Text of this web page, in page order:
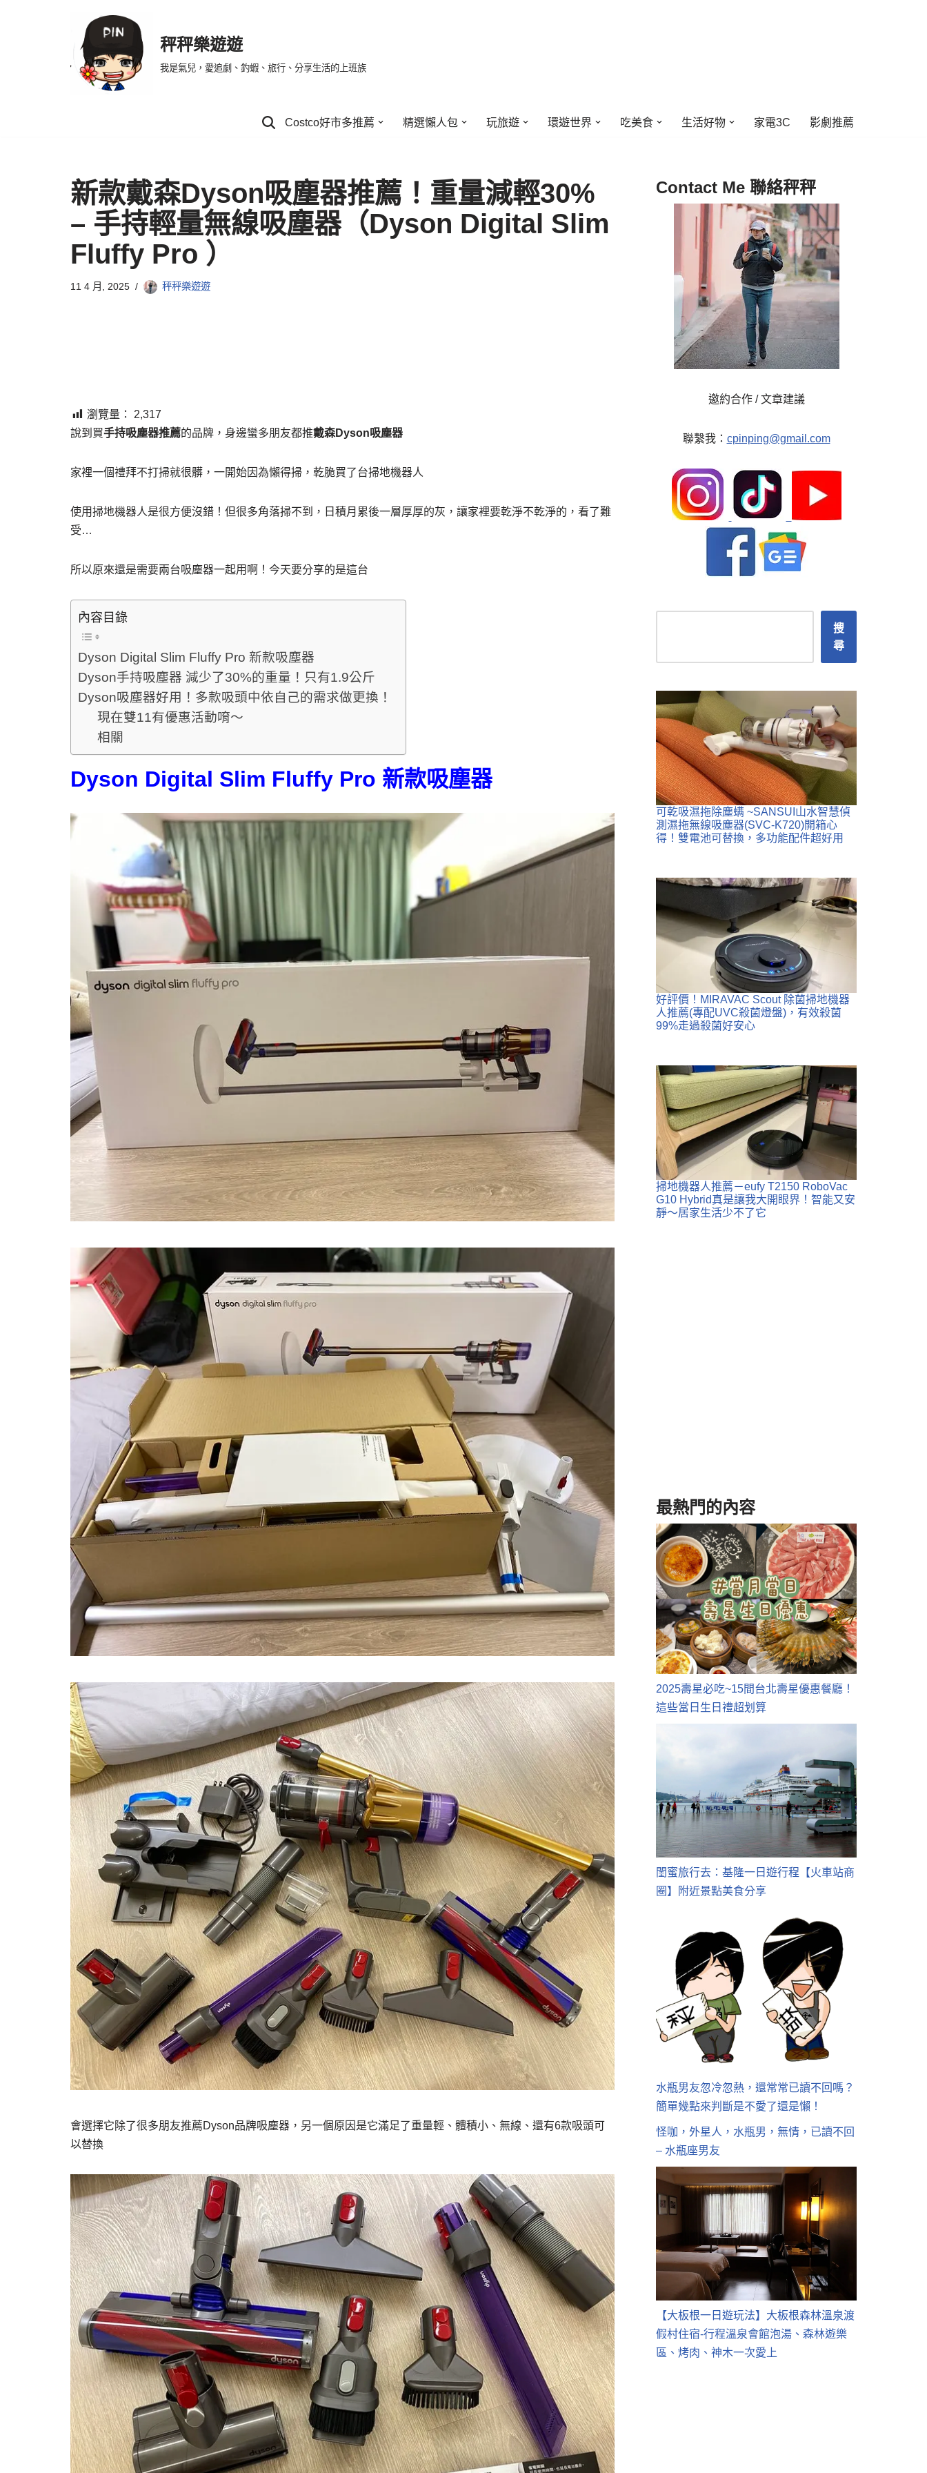
秤秤樂遊遊
我是氣兒，愛追劇、釣蝦、旅行、分享生活的上班族
Costco好市多推薦 精選懶人包 玩旅遊 環遊世界 吃美食 生活好物 家電3C 影劇推薦
新款戴森Dyson吸塵器推薦！重量減輕30%
– 手持輕量無線吸塵器（Dyson Digital Slim
Fluffy Pro ）
11 4 月, 2025 秤秤樂遊遊
瀏覽量：
2,317
說到買手持吸塵器推薦的品牌，身邊蠻多朋友都推戴森Dyson吸塵器
家裡一個禮拜不打掃就很髒，一開始因為懶得掃，乾脆買了台掃地機器人
使用掃地機器人是很方便沒錯！但很多角落掃不到，日積月累後一層厚厚的灰，讓家裡要乾淨不乾淨的，看了難
受…
所以原來還是需要兩台吸塵器一起用啊！今天要分享的是這台
內容目錄
Dyson Digital Slim Fluffy Pro 新款吸塵器
Dyson手持吸塵器 減少了30%的重量！只有1.9公斤
Dyson吸塵器好用！多款吸頭中依自己的需求做更換！
現在雙11有優惠活動唷～
相關
Dyson Digital Slim Fluffy Pro 新款吸塵器
會選擇它除了很多朋友推薦Dyson品牌吸塵器，另一個原因是它滿足了重量輕、體積小、無線、還有6款吸頭可
以替換
Contact Me 聯絡秤秤
邀約合作 / 文章建議
聯繫我： cpinping@gmail.com
搜
尋
可乾吸濕拖除塵螨 ~SANSUI山水智慧偵
測濕拖無線吸塵器(SVC-K720)開箱心
得！雙電池可替換，多功能配件超好用
好評價！MIRAVAC Scout 除菌掃地機器
人推薦(專配UVC殺菌燈盤)，有效殺菌
99%走過殺菌好安心
掃地機器人推薦－eufy T2150 RoboVac
G10 Hybrid真是讓我大開眼界！智能又安
靜～居家生活少不了它
最熱門的內容
2025壽星必吃~15間台北壽星優惠餐廳！
這些當日生日禮超划算
閨蜜旅行去：基隆一日遊行程【火車站商
圈】附近景點美食分享
水瓶男友忽冷忽熱，還常常已讀不回嗎？
簡單幾點來判斷是不愛了還是懶！
怪咖，外星人，水瓶男，無情，已讀不回
– 水瓶座男友
【大板根一日遊玩法】大板根森林溫泉渡
假村住宿-行程溫泉會館泡湯、森林遊樂
區、烤肉、神木一次愛上